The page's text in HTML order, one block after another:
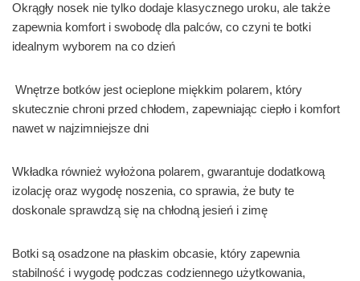
Okrągły nosek nie tylko dodaje klasycznego uroku, ale także
zapewnia komfort i swobodę dla palców, co czyni te botki
idealnym wyborem na co dzień
Wnętrze botków jest ocieplone miękkim polarem, który
skutecznie chroni przed chłodem, zapewniając ciepło i komfort
nawet w najzimniejsze dni
Wkładka również wyłożona polarem, gwarantuje dodatkową
izolację oraz wygodę noszenia, co sprawia, że buty te
doskonale sprawdzą się na chłodną jesień i zimę
Botki są osadzone na płaskim obcasie, który zapewnia
stabilność i wygodę podczas codziennego użytkowania,